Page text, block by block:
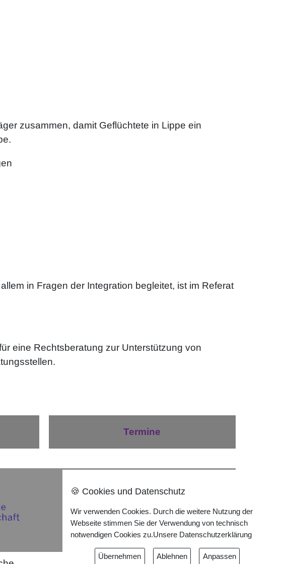
zusammen, damit Geflüchtete in Lippe ein
in Fragen der Integration begleitet, ist im Referat
eine Rechtsberatung zur Unterstützung von
Termine
Impressum
Datenschutzerklärung
🍪 Cookies und Datenschutz
Wir verwenden Cookies. Durch die weitere Nutzung der
Webseite stimmen Sie der Verwendung von technisch
notwendigen Cookies zu.Unsere Datenschutzerklärung
Übernehmen Ablehnen Anpassen